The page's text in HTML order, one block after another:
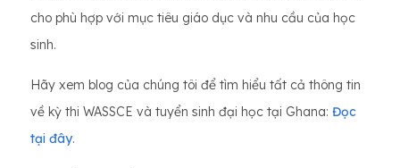
cho phù hợp với mục tiêu giáo dục và nhu cầu của học
sinh.
Hãy xem blog của chúng tôi để tìm hiểu tất cả thông tin
về kỳ thi WASSCE và tuyển sinh đại học tại Ghana: Đọc
tại đây.